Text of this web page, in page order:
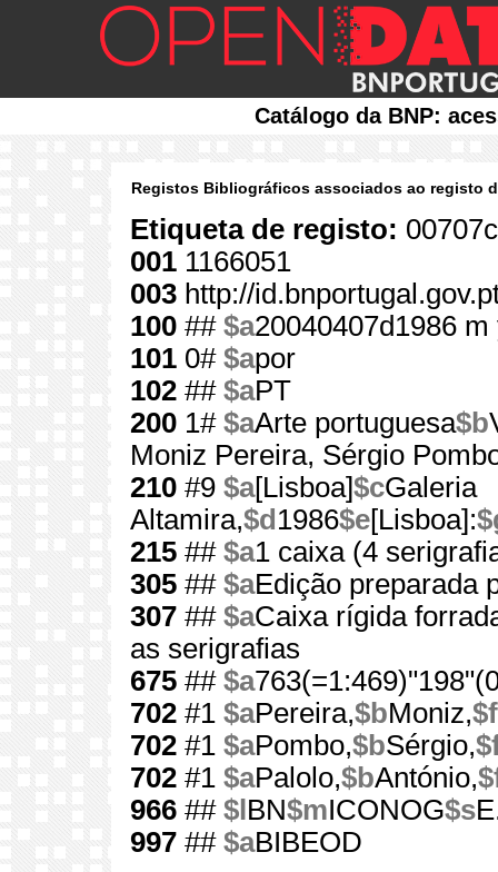
Catálogo da BNP:
Registos Bibliográficos associados ao registo
Etiqueta de registo:
001 1166051
003 http://
100 ## $a20040407d1986
101 0# $apor
102 ## $aPT
200 1# $aArte portuguesa$b
Moniz Pereira, Sérgio
210 #9 $a[Lisboa]$cGaleria
Altamira,$d 1986$e[Lisboa]:
215 ## $a1 caixa (4
305 ## $aEdição preparada
307 ## $aCaixa rígida
as serigrafias
675 ## $a
702 #1 $aPereira,$bMoniz,$f
702 #1 $aPombo,$bSérgio,
702 #1 $aPalolo,$bAntónio,
966 ## $l BN$mICONOG$s
997 ## $aBIBEOD